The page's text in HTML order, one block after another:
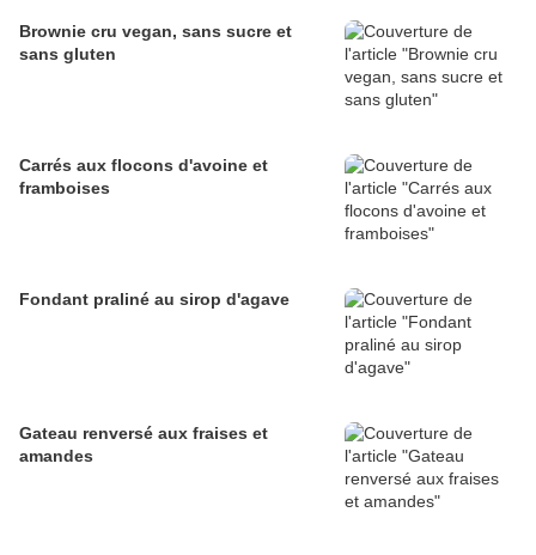
Brownie cru vegan, sans sucre et
sans gluten
Carrés aux flocons d'avoine et
framboises
Fondant praliné au sirop d'agave
Gateau renversé aux fraises et
amandes